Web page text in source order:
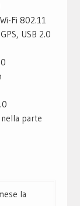
Fi 802.11
USB 2.0
parte
la